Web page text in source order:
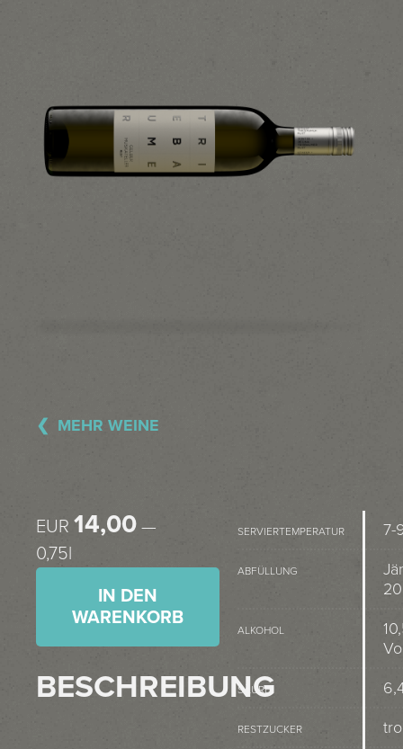
MEHR WEINE
EUR 14,00 —
0,75l
IN DEN
WARENKORB
BESCHREIBUNG
SERVIERTEMPERATUR 7-
ABFÜLLUNG
ALKOHOL
SÄURE
RESTZUCKER